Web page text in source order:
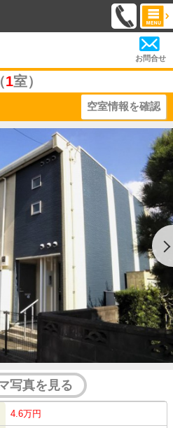
お問合せ
1室）
空室情報を確認
写真を見る
4.6万円